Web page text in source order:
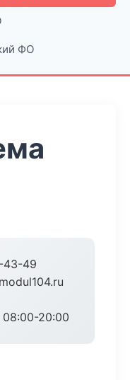
ФО
43-49
20:00